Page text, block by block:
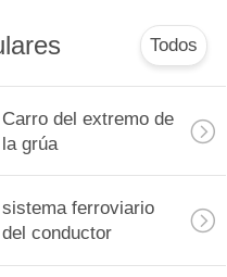
Todos
Carro del extremo de
la grúa
sistema ferroviario
del conductor